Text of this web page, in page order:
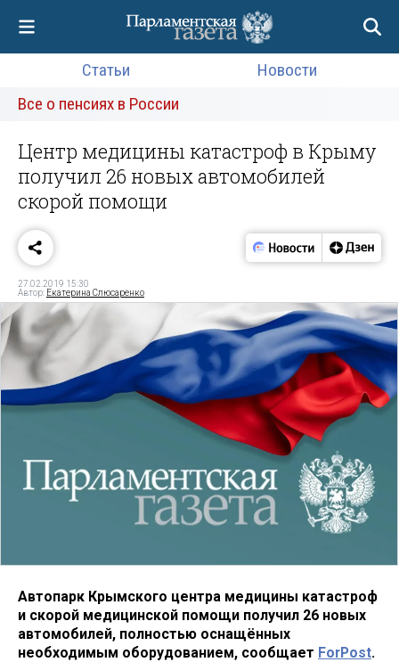
Статьи
Новости
Все о пенсиях в России
Центр медицины катастроф в Крыму
получил 26 новых автомобилей
скорой помощи
27.02.2019 15:30
Автор: Екатерина Слюсаренко
Автопарк Крымского центра медицины катастроф
и скорой медицинской помощи получил 26 новых
автомобилей, полностью оснащённых
необходимым оборудованием, сообщает ForPost.